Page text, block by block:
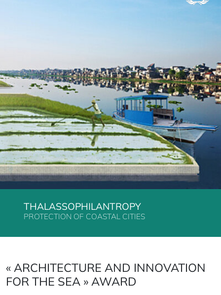
THALASSOPHILANTROPY
PROTECTION OF COASTAL CITIES
« ARCHITECTURE AND INNOVATION
FOR THE SEA » AWARD